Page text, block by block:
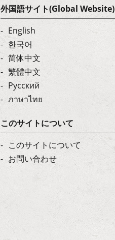
外国語サイト(Global Website)
English
한국어
简体中文
繁體中文
Русский
ภาษาไทย
このサイトについて
このサイトについて
お問い合わせ